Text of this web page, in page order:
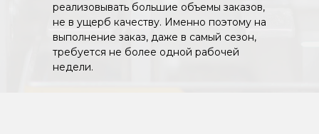
реализовывать большие объемы заказов,
не в ущерб качеству. Именно поэтому на
выполнение заказ, даже в самый сезон,
требуется не более одной рабочей
недели.